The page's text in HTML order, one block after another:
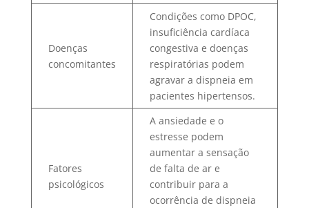
Doenças
concomitantes
Condições como DPOC,
insuficiência cardíaca
congestiva e doenças
respiratórias podem
agravar a dispneia em
pacientes hipertensos.
Fatores
psicológicos
A ansiedade e o
estresse podem
aumentar a sensação
de falta de ar e
contribuir para a
ocorrência de dispneia